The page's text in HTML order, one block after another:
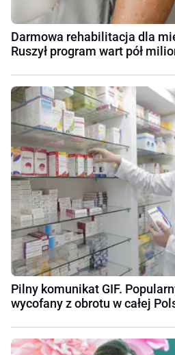
Darmowa rehabilitacja dla
Ruszył program wart pół
Pilny komunikat GIF.
wycofany z obrotu w całej